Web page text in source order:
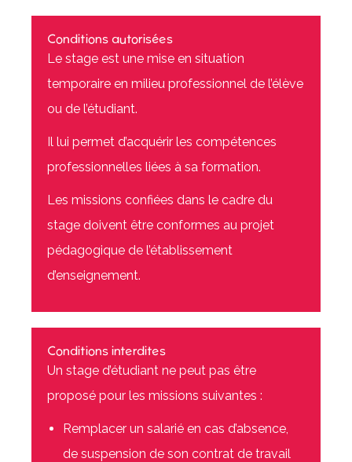
Conditions autorisées
Le stage est une mise en situation
temporaire en milieu professionnel de l’élève
ou de l’étudiant.
Il lui permet d’acquérir les compétences
professionnelles liées à sa formation.
Les missions confiées dans le cadre du
stage doivent être conformes au projet
pédagogique de l’établissement
d’enseignement.
Conditions interdites
Un stage d’étudiant ne peut pas être
proposé pour les missions suivantes :
Remplacer un salarié en cas d’absence,
de suspension de son contrat de travail